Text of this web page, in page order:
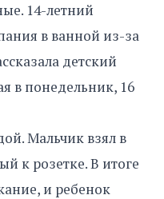
14-летний
в ванной из-за
детский
в понедельник, 16
Мальчик взял в
к розетке. В итоге
и ребенок